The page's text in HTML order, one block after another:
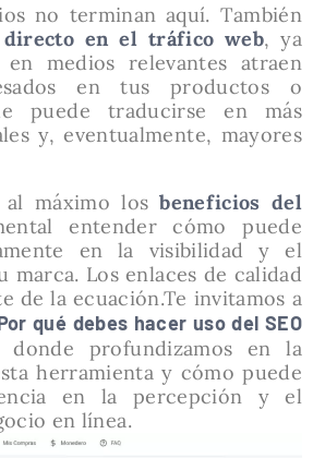
no terminan aquí. También
directo en el tráfico web, ya
medios relevantes atraen
en tus productos o
puede traducirse en más
y, eventualmente, mayores
al máximo losbeneficios del
entender cómo puede
en la visibilidad y el
Los enlaces de calidad
de la ecuación.Te invitamos a
qué debes hacer uso del SEO
donde profundizamos en la
herramienta y cómo puede
en la percepción y el
en línea.